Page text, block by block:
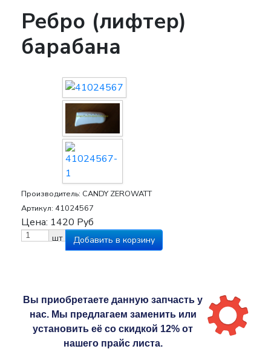
Ребро (лифтер)
барабана
Производитель: CANDY ZEROWATT
Артикул: 41024567
Цена: 1420 Руб
шт
Вы приобретаете данную запчасть у
нас. Мы предлагаем заменить или
установить её со скидкой 12% от
нашего прайс листа.